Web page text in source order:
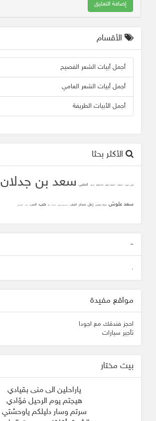
إضافة التعليق
الأقسام
أجمل أبيات الشعر الفصيح
أجمل أبيات الشعر العامي
أجمل الأبيات الطريفة
الأكثر بحثا
وأني دعوت أصابك أصابك عشق لما تلاقينا يا عيد المتنبي سعد بن جدلان
سعد علوش سلطان الهاجري زعل صباح الغياب محمد علي جنيدي المحبه ثقه حب الحب زانت الشافعي
-
.
مواقع مفيدة
احجز فندقك مع اجودا
تأجير سيارات
بيت مختار
ياراحلين الى منى بقيادي
هيجتم يوم الرحيل فؤادي
سرتم وسار دليلكم ياوحشتي